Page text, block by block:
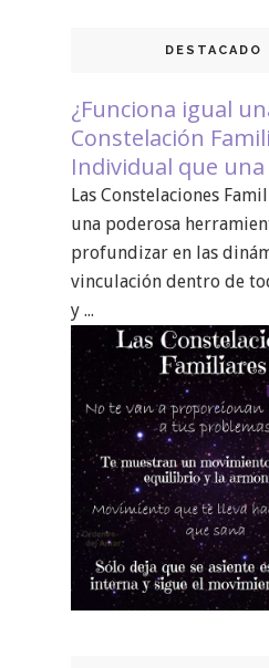
DESTACADO
¿Funciona igual
Constelación
Individual que
Las Constelaciones
una poderosa
profundizar en las
vinculación dentro de
y ...